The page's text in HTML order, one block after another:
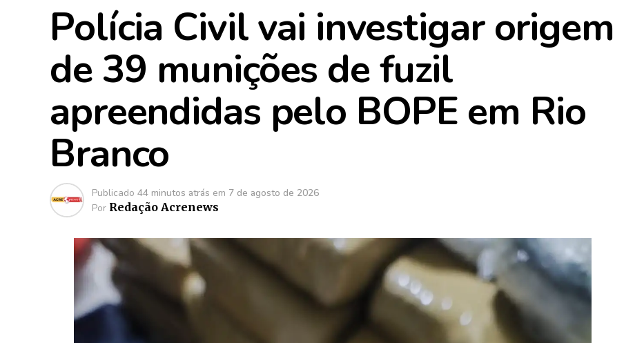
Polícia Civil vai investigar origem
de 39 munições de fuzil
apreendidas pelo BOPE em Rio
Branco
Publicado 44 minutos atrás em 7 de agosto de 2026
Por Redação Acrenews